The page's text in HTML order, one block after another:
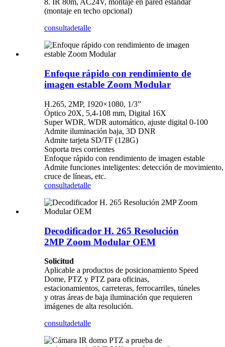
8. IR 80m, AC24V, montaje en pared estándar
(montaje en techo opcional)
consultadetalle
Enfoque rápido con rendimiento de
imagen estable Zoom Modular
H.265, 2MP, 1920×1080, 1/3”
Óptico 20X, 5,4-108 mm, Digital 16X
Super WDR, WDR automático, ajuste digital 0-100
Admite iluminación baja, 3D DNR
Admite tarjeta SD/TF (128G)
Soporta tres corrientes
Enfoque rápido con rendimiento de imagen estable
Admite funciones inteligentes: detección de
cruce de líneas, etc.
consultadetalle
Decodificador H. 265 Resolución
2MP Zoom Modular OEM
Solicitud
Aplicable a productos de posicionamiento Speed ​​
Dome, PTZ y PTZ para oficinas,
estacionamientos, carreteras, ferrocarriles, túneles
y otras áreas de baja iluminación que requieren
imágenes de alta resolución.
consultadetalle